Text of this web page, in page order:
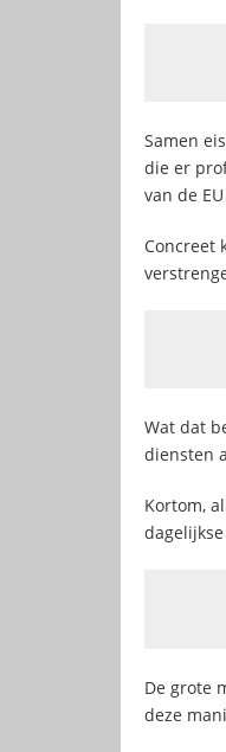
Samen
die er
van de
Concreet
Wat dat
diensten
Kortom,
De grote
deze